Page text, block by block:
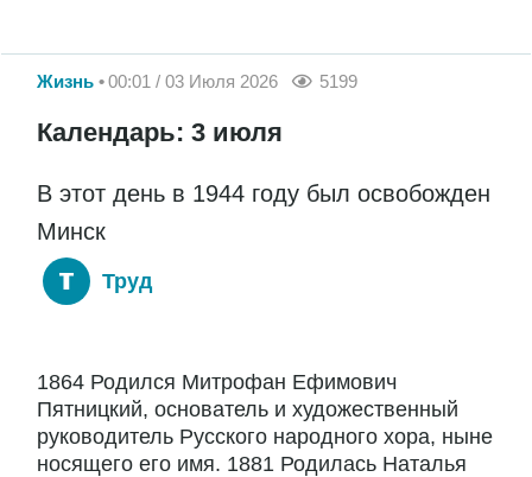
Жизнь 00:01 / 03 Июля 2026 5199
Календарь: 3 июля
В этот день в 1944 году был освобожден
Минск
Труд
1864 Родился Митрофан Ефимович
Пятницкий, основатель и художественный
руководитель Русского народного хора, ныне
носящего его имя. 1881 Родилась Наталья